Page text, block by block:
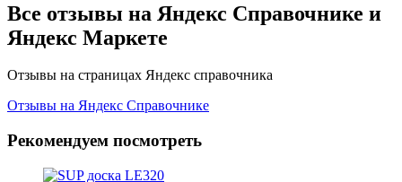
Все отзывы на Яндекс Справочнике и
Яндекс Маркете
Отзывы на страницах Яндекс справочника
Отзывы на Яндекс Справочнике
Рекомендуем посмотреть